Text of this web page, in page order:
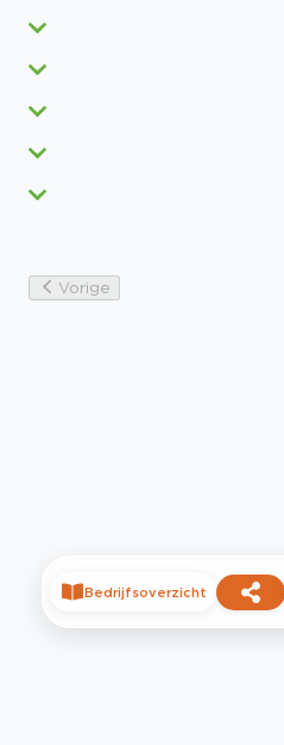
Vorige
Bedrijfsoverzicht